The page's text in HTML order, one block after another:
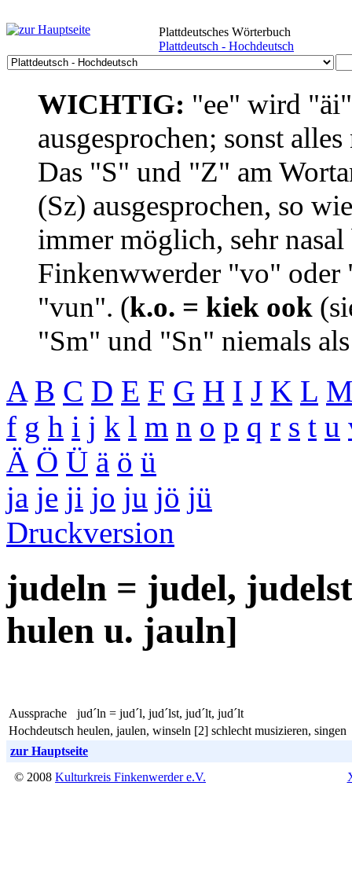
Plattdeutsches Wörterbuch
Plattdeutsch - Hochdeutsch
WICHTIG: "ee" wird
ausgesprochen; sonst
Das "S" und "Z" am
(Sz) ausgesprochen, so
immer möglich, sehr
Finkenwwerder "vo"
"vun". (k.o. = kiek ook
"Sm" und "Sn" niemals
A B C D E F G H I J K L
f g h i j k l m n o p q r s t u
Ä Ö Ü ä ö ü
ja je ji jo ju jö jü
Druckversion
judeln = judel,
hulen u. jauln]
Aussprache
jud´ln = jud´l, jud´lst, jud´lt, jud´lt
Hochdeutsch heulen, jaulen, winseln [2] schlecht musizieren, singen
zur Hauptseite
© 2008 Kulturkreis Finkenwerder e.V.